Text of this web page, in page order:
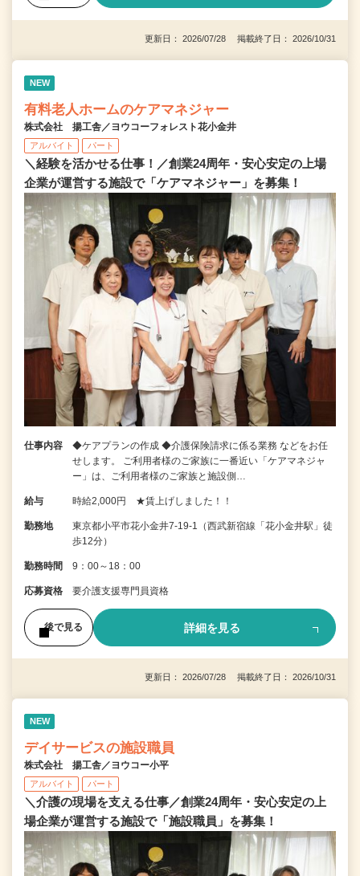
更新日： 2026/07/28 掲載終了日： 2026/10/31
NEW
有料老人ホームのケアマネジャー
株式会社 揚工舎／ヨウコーフォレスト花小金井
アルバイト パート
＼経験を活かせる仕事！／創業24周年・安心安定の上場
企業が運営する施設で「ケアマネジャー」を募集！
仕事内容
◆ケアプランの作成 ◆介護保険請求に係る業務 などをお任
せします。 ご利用者様のご家族に一番近い「ケアマネジャ
ー」は、ご利用者様のご家族と施設側…
給与 時給2,000円 ★賃上げしました！！
勤務地
東京都小平市花小金井7‐19‐1（西武新宿線「花小金井駅」徒
歩12分）
勤務時間 9：00～18：00
応募資格 要介護支援専門員資格
後で見る 詳細を見る
更新日： 2026/07/28 掲載終了日： 2026/10/31
NEW
デイサービスの施設職員
株式会社 揚工舎／ヨウコー小平
アルバイト パート
＼介護の現場を支える仕事／創業24周年・安心安定の上
場企業が運営する施設で「施設職員」を募集！